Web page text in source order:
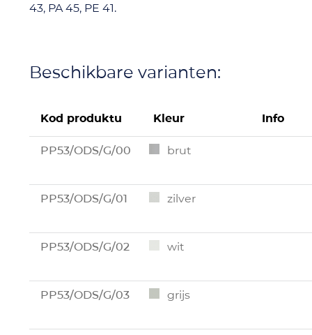
43, PA 45, PE 41.
Beschikbare varianten:
Kod produktu Kleur Info
PP53/ODS/G/00 brut
PP53/ODS/G/01 zilver
PP53/ODS/G/02 wit
PP53/ODS/G/03 grijs